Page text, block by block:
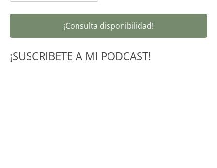
¡Consulta disponibilidad!
¡SUSCRIBETE A MI PODCAST!